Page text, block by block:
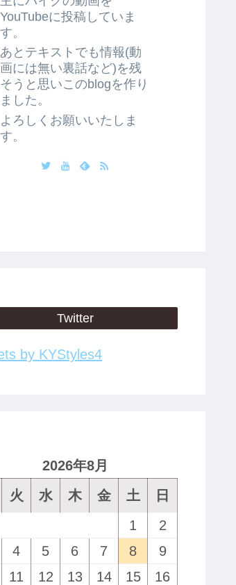
YouTubeに投稿していま
す。
あとテキストでも情報(動
画には無い裏話など)を残
そうと思いこのblogを作り
ました。
よろしくお願いいたしま
す。
Twitter
by KYStyles4
2026年8月
火 水 木 金 土
日
1
2
4 5 6 7 8
9
11 12 13 14 15
16